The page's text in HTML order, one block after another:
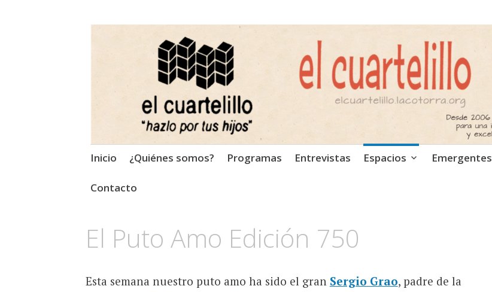
El Cuartelillo
Programa de radio de música independiente. Podcast
Saltar
contenido
Inicio ¿Quiénes somos? Programas Entrevistas Espacios Emergentes
Contacto
El Puto Amo Edición 750
Esta semana nuestro puto amo ha sido el gran Sergio Grao, padre de la